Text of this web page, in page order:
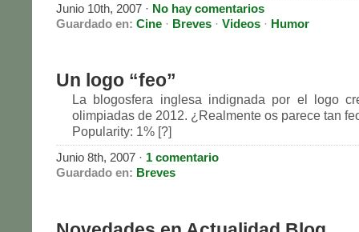
Junio 10th, 2007 · No hay comentarios
Guardado en: Cine · Breves · Videos · Humor
Un logo “feo”
La blogosfera inglesa indignada por el logo
olimpiadas de 2012. ¿Realmente os parece tan
Popularity: 1% [?]
Junio 8th, 2007 · 1 comentario
Guardado en: Breves